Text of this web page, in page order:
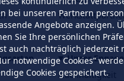
bei unseren Partnern
Angebote anzeigen.
Sie Ihre persönlichen
auch nachträglich jederzeit
notwendige Cookies”
Cookies gespeichert.
Unser
Nachhaltigkeit